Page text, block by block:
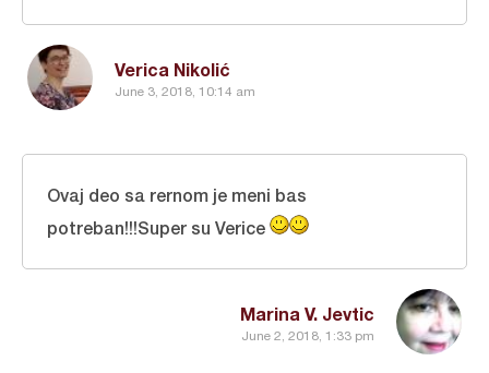
Verica Nikolić
June 3, 2018, 10:14 am
Marina V. Jevtic
June 2, 2018, 1:33 pm
Ovaj deo sa rernom je meni bas
potreban!!!Super su Verice